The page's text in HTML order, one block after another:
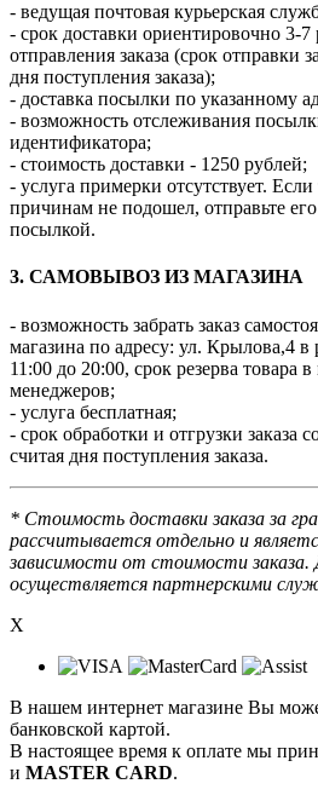
- ведущая почтовая курьерская
- срок доставки ориентировочно 3-
отправления заказа (срок отправки
дня поступления заказа);
- доставка посылки по указанному
- возможность отслеживания
идентификатора;
- стоимость доставки - 1250 рублей;
- услуга примерки отсутствует.
причинам не подошел, отправьте
посылкой.
3. САМОВЫВОЗ ИЗ МАГАЗИНА
- возможность забрать заказ
магазина по адресу: ул. Крылова,4 в
11:00 до 20:00, срок резерва товара
менеджеров;
- услуга бесплатная;
- срок обработки и отгрузки заказа
считая дня поступления заказа.
* Стоимость доставки заказа за
рассчитывается отдельно и
зависимости от стоимости заказа.
осуществляется партнерскими
X
В нашем интернет магазине Вы
банковской картой.
В настоящее время к оплате мы
и MASTER CARD.